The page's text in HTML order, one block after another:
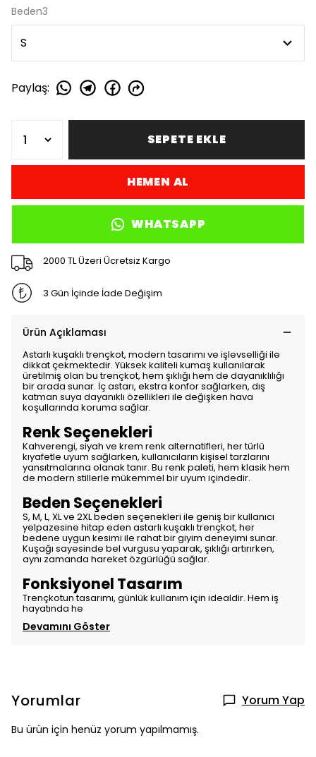
Beden3
Paylaş:
SEPETE EKLE
HEMEN AL
WHATSAPP
2000 TL Üzeri Ücretsiz Kargo
3 Gün İçinde İade Değişim
Ürün Açıklaması
Astarlı kuşaklı trençkot, modern tasarımı ve işlevselliği ile
dikkat çekmektedir. Yüksek kaliteli kumaş kullanılarak
üretilmiş olan bu trençkot, hem şıklığı hem de dayanıklılığı
bir arada sunar. İç astarı, ekstra konfor sağlarken, dış
katman suya dayanıklı özellikleri ile değişken hava
koşullarında koruma sağlar.
Renk Seçenekleri
Kahverengi, siyah ve krem renk alternatifleri, her türlü
kıyafetle uyum sağlarken, kullanıcıların kişisel tarzlarını
yansıtmalarına olanak tanır. Bu renk paleti, hem klasik hem
de modern stillerle mükemmel bir uyum içindedir.
Beden Seçenekleri
S, M, L, XL ve 2XL beden seçenekleri ile geniş bir kullanıcı
yelpazesine hitap eden astarlı kuşaklı trençkot, her
bedene uygun kesimi ile rahat bir giyim deneyimi sunar.
Kuşağı sayesinde bel vurgusu yaparak, şıklığı artırırken,
aynı zamanda hareket özgürlüğü sağlar.
Fonksiyonel Tasarım
Trençkotun tasarımı, günlük kullanım için idealdir. Hem iş
hayatında he
Devamını Göster
Yorumlar Yorum Yap
Bu ürün için henüz yorum yapılmamış.